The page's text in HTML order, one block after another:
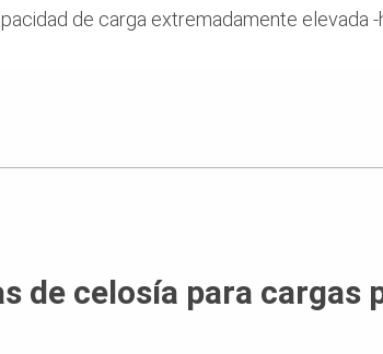
de carga extremadamente elevada
de celosía para cargas